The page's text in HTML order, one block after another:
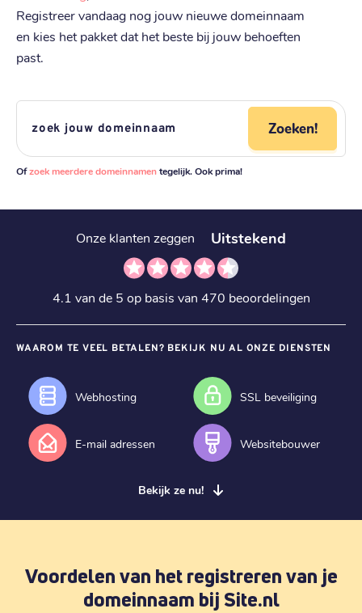
Registreer vandaag nog jouw nieuwe domeinnaam
en kies het pakket dat het beste bij jouw behoeften
past.
Zoeken!
Ofzoek meerdere domeinnamentegelijk. Ook prima!
Onze klanten zeggen Uitstekend
4.1 van de 5 op basis van 470 beoordelingen
WAAROM TE VEEL BETALEN? BEKIJK NU AL ONZE DIENSTEN
Webhosting SSL beveiliging
E-mail adressen Websitebouwer
Bekijk ze nu!
Voordelen van het registreren van je
domeinnaam bij Site.nl